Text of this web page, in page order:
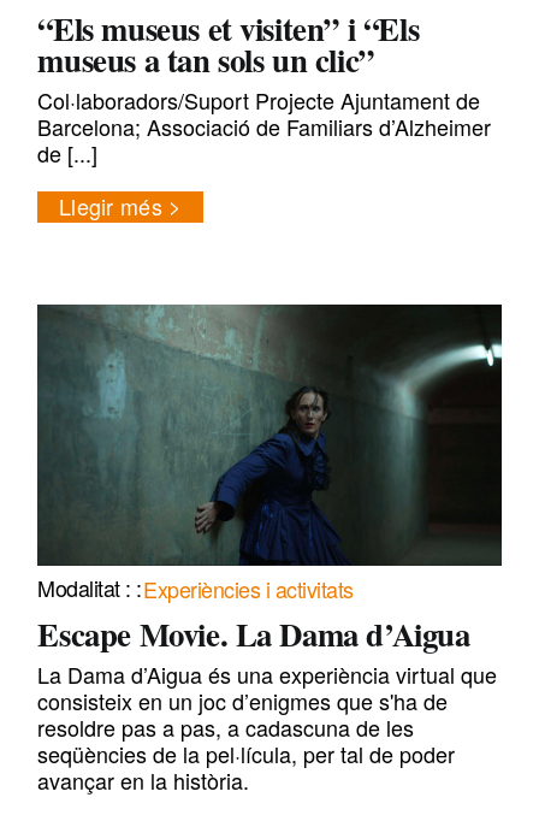
“Els museus et visiten” i “Els
museus a tan sols un clic”
Col·laboradors/Suport Projecte Ajuntament de
Barcelona; Associació de Familiars d’Alzheimer
de [...]
Llegir més
Experiències i activitats
Escape Movie. La Dama d’Aigua
La Dama d’Aigua és una experiència virtual que
consisteix en un joc d’enigmes que s'ha de
resoldre pas a pas, a cadascuna de les
seqüències de la pel·lícula, per tal de poder
avançar en la història.